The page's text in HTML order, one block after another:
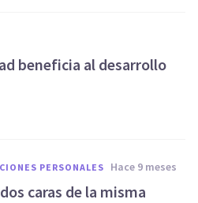
beneficia al desarrollo
PERSONALES hace 9 meses
caras de la misma